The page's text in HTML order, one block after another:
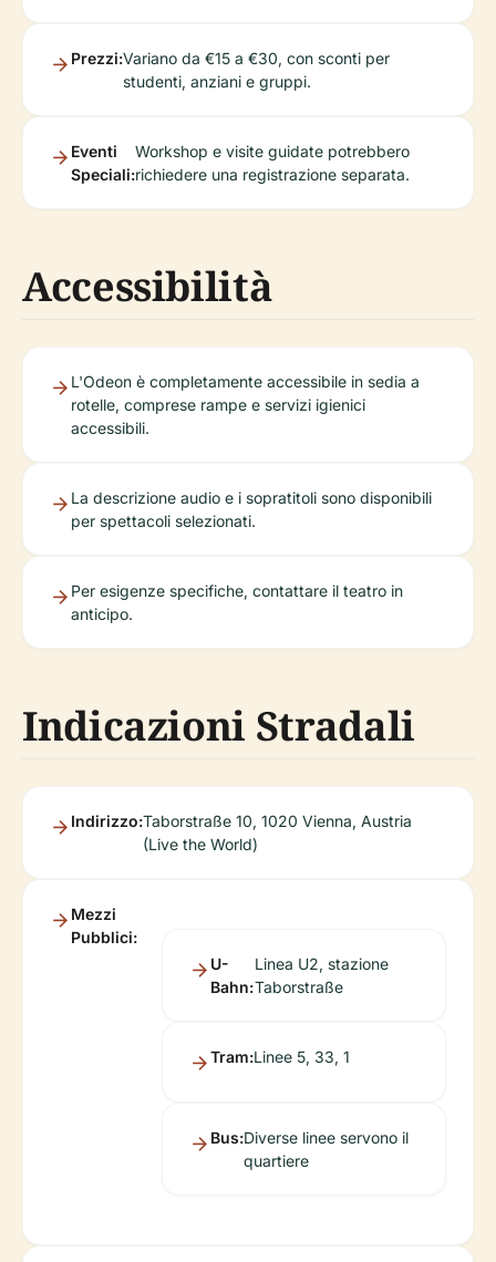
Prezzi:Variano da €15 a €30, con sconti per
studenti, anziani e gruppi.
Eventi
Speciali:
Workshop e visite guidate potrebbero
richiedere una registrazione separata.
Accessibilità
L'Odeon è completamente accessibile in sedia a
rotelle, comprese rampe e servizi igienici
accessibili.
La descrizione audio e i sopratitoli sono disponibili
per spettacoli selezionati.
Per esigenze specifiche, contattare il teatro in
anticipo.
Indicazioni Stradali
Indirizzo:Taborstraße 10, 1020 Vienna, Austria
(Live the World)
Mezzi
Pubblici:
U-
Bahn:
Linea U2, stazione
Taborstraße
Tram:Linee 5, 33, 1
Bus:Diverse linee servono il
quartiere